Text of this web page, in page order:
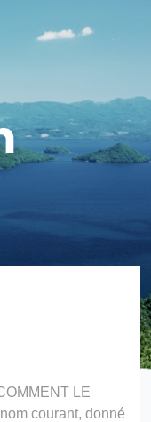
LE
courant, donné